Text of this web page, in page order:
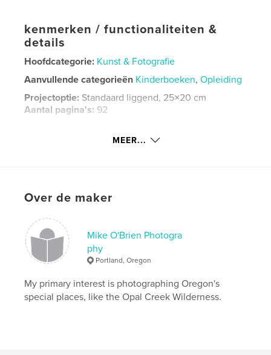
kenmerken / functionaliteiten &
details
Hoofdcategorie: Kunst & Fotografie
Aanvullende categorieën Kinderboeken,Opleiding
Projectoptie: Standaard liggend, 25×20 cm
Aantal pagina's: 92
MEER...
Over de maker
Mike O'Brien Photogra
phy
Portland, Oregon
My primary interest is photographing Oregon's
special places, like the Opal Creek Wilderness.